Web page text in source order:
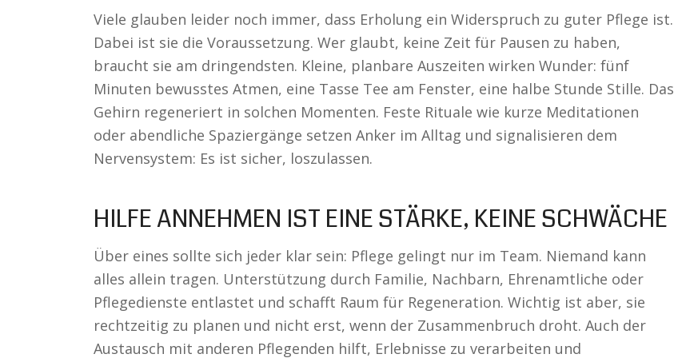
Viele glauben leider noch immer, dass Erholung ein Widerspruch zu guter Pflege ist.
Dabei ist sie die Voraussetzung. Wer glaubt, keine Zeit für Pausen zu haben,
braucht sie am dringendsten. Kleine, planbare Auszeiten wirken Wunder: fünf
Minuten bewusstes Atmen, eine Tasse Tee am Fenster, eine halbe Stunde Stille. Das
Gehirn regeneriert in solchen Momenten. Feste Rituale wie kurze Meditationen
oder abendliche Spaziergänge setzen Anker im Alltag und signalisieren dem
Nervensystem: Es ist sicher, loszulassen.
HILFE ANNEHMEN IST EINE STÄRKE, KEINE SCHWÄCHE
Über eines sollte sich jeder klar sein: Pflege gelingt nur im Team. Niemand kann
alles allein tragen. Unterstützung durch Familie, Nachbarn, Ehrenamtliche oder
Pflegedienste entlastet und schafft Raum für Regeneration. Wichtig ist aber, sie
rechtzeitig zu planen und nicht erst, wenn der Zusammenbruch droht. Auch der
Austausch mit anderen Pflegenden hilft, Erlebnisse zu verarbeiten und